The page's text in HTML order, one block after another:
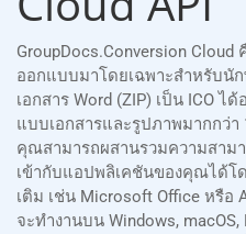
GroupDocs.Conversion Cloud
ออกแบบมาโดยเฉพาะสำหรับนั
เอกสาร Word (ZIP) เป็น ICO
แบบเอกสารและรูปภาพมากกว่า
คุณสามารถผสานรวมความสาม
เข้ากับแอปพลิเคชันของคุณได้โ
เติม เช่น Microsoft Office หรือ
จะทำงานบน Windows,